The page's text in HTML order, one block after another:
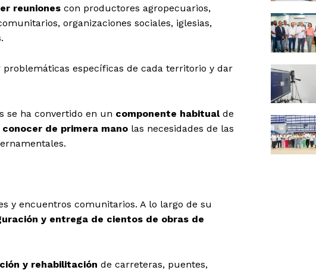
reuniones con productores agropecuarios,
organizaciones sociales, iglesias,
específicas de cada territorio y dar
se ha convertido en un componente habitualde
conocer de primera mano las necesidades de las
y encuentros comunitarios. A lo largo de su
y entrega de cientos de obras de
y rehabilitación de carreteras, puentes,